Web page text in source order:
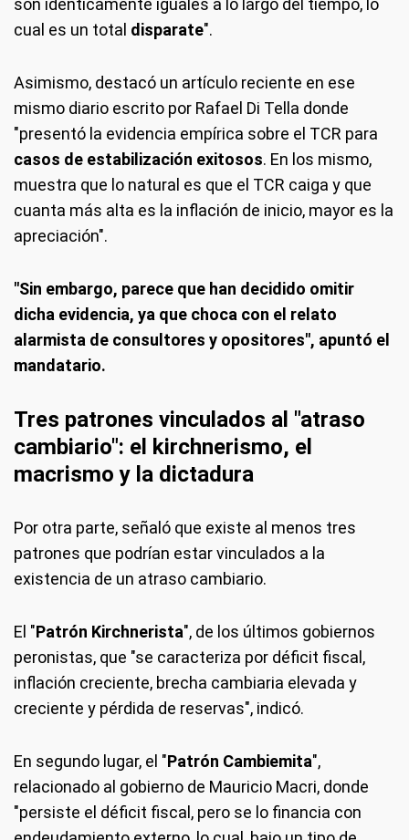
son idénticamente iguales a lo largo del tiempo, lo
cual es un total disparate".
Asimismo, destacó un artículo reciente en ese
mismo diario escrito por Rafael Di Tella donde
"presentó la evidencia empírica sobre el TCR para
casos de estabilización exitosos. En los mismo,
muestra que lo natural es que el TCR caiga y que
cuanta más alta es la inflación de inicio, mayor es la
apreciación".
"Sin embargo, parece que han decidido omitir
dicha evidencia, ya que choca con el relato
alarmista de consultores y opositores", apuntó el
mandatario.
Tres patrones vinculados al "atraso
cambiario": el kirchnerismo, el
macrismo y la dictadura
Por otra parte, señaló que existe al menos tres
patrones que podrían estar vinculados a la
existencia de un atraso cambiario.
El "Patrón Kirchnerista", de los últimos gobiernos
peronistas, que "se caracteriza por déficit fiscal,
inflación creciente, brecha cambiaria elevada y
creciente y pérdida de reservas", indicó.
En segundo lugar, el "Patrón Cambiemita",
relacionado al gobierno de Mauricio Macri, donde
"persiste el déficit fiscal, pero se lo financia con